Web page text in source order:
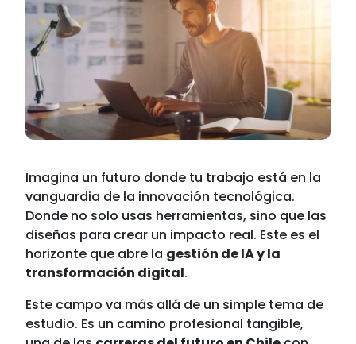
Imagina un futuro donde tu trabajo está en la
vanguardia de la innovación tecnológica.
Donde no solo usas herramientas, sino que las
diseñas para crear un impacto real. Este es el
horizonte que abre la gestión de IA y la
transformación digital.
Este campo va más allá de un simple tema de
estudio. Es un camino profesional tangible,